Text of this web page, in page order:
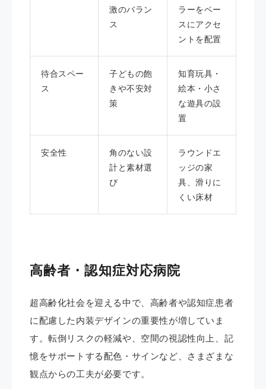
激のバラン
ス
ラーをベー
スにアクセ
ントを配置
待合スペー
ス
子どもの飽
きや不安対
策
知育玩具・
絵本・小さ
な遊具の設
置
安全性
角のない設
計と素材選
び
ラウンドエ
ッジの家
具、滑りに
くい床材
高齢者・認知症対応病院
超高齢化社会を迎える中で、高齢者や認知症患者
に配慮した内装デザインの重要性が増していま
す。転倒リスクの軽減や、空間の視認性向上、記
憶をサポートする配色・サインなど、さまざまな
観点からの工夫が必要です。